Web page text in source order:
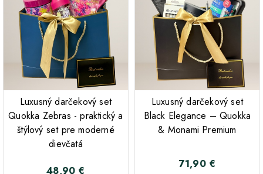
Luxusný darčekový set
Quokka Zebras - praktický a
štýlový set pre moderné
dievčatá
Cena
48,90 €
Luxusný darčekový set
Black Elegance – Quokka
& Monami Premium
Cena
71,90 €